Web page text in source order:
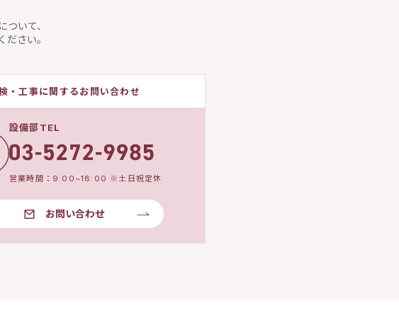
いて、
さい。
・工事に関するお問い合わせ
設備部TEL
営業時間：9:00~18:00 ※土日祝定休
お問い合わせ